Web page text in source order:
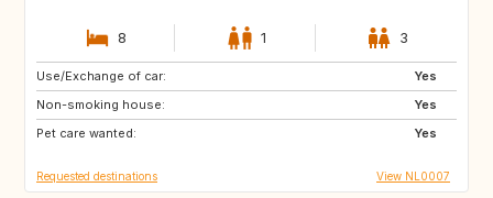
8 1 3
Use/Exchange of car:
Yes
Non-smoking house:
Yes
Pet care wanted:
Yes
IS
CA
Requested destinations View NL0007